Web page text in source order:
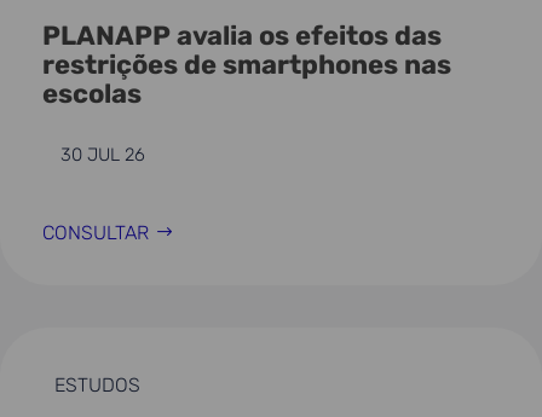
PLANAPP avalia os efeitos das
restrições de smartphones nas
escolas
30 JUL 26
CONSULTAR
ESTUDOS